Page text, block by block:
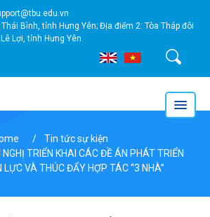
Bình, tỉnh Hưng Yên; Địa điểm 2: Tòa Tháp đôi
Lợi, tỉnh Hưng Yên.
Tìm kiếm
Tin tức sự kiện
TRIỂN KHAI CÁC ĐỀ ÁN PHÁT TRIỂN
LỰC VÀ THÚC ĐẨY HỢP TÁC “3 NHÀ”